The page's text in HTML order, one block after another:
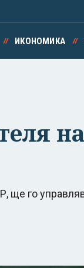
ИКОНОМИКА
ще го